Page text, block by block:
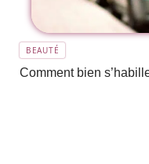
BEAUTÉ
Comment bien